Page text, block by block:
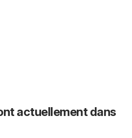
actuellement dans